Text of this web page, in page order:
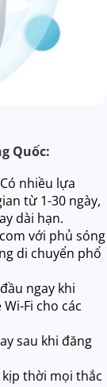
Quốc:
Có nhiều lựa
từ 1-30 ngày,
dài hạn.
với phủ sóng
di chuyển phổ
ngay khi
Fi cho các
sau khi đăng
thời mọi thắc